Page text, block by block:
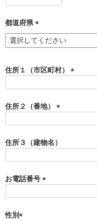
須
)
都道府県
(
必
)
住所１（市区町村）
)
住所２（番地）
須
)
住所３（建物名）
お電話番号
性別